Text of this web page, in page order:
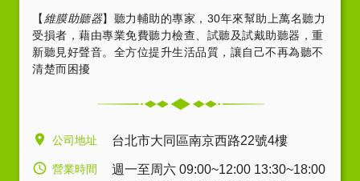
【 維膜助聽器】聽力輔助的專家，30年來幫助上萬名聽力
受損者，藉由專業免費聽力檢查、試聽及試戴助聽器，重
新聽見好聲音。全方位提升生活品質，讓自己不再為聽不
清楚而困擾
公司地址 台北市大同區南京西路22號4樓
營業時間
週一至周六 09:00~12:00 13:30~18:00